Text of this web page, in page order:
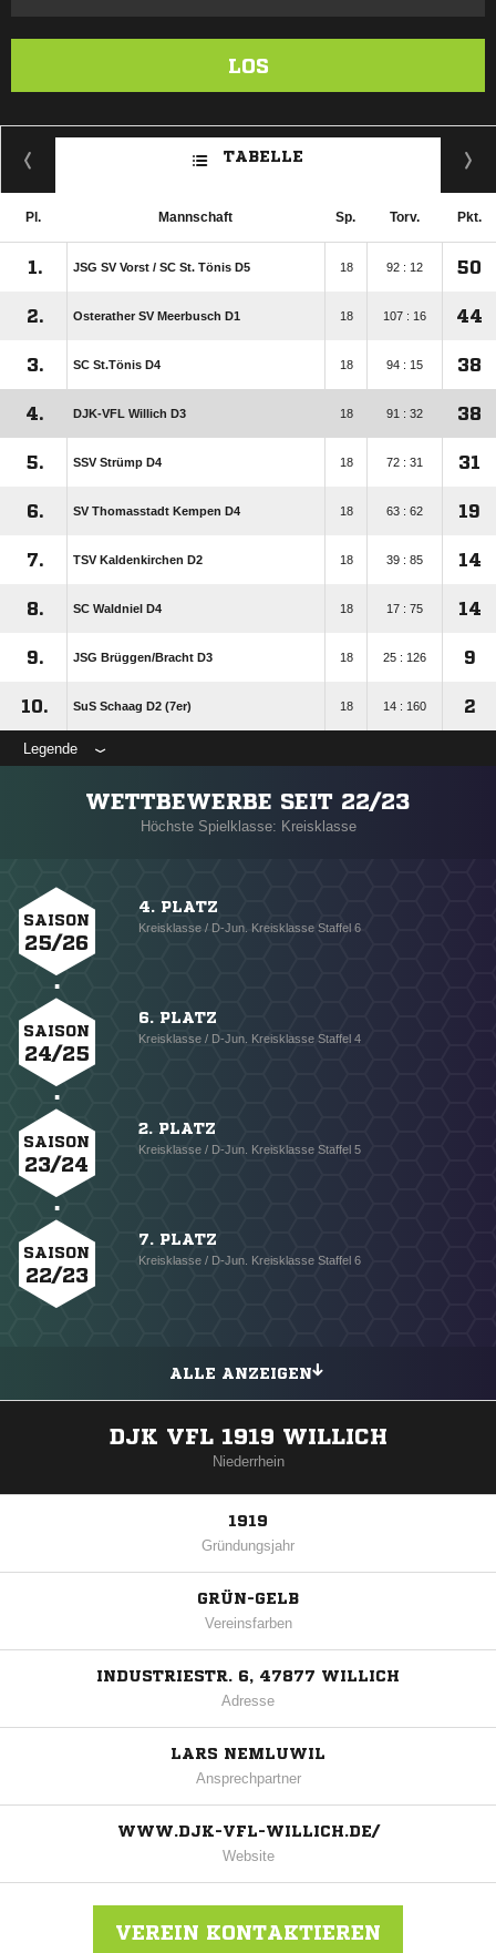
LOS
TABELLE
Pl. Mannschaft Sp. Torv. Pkt.
1. JSG SV Vorst /​ SC St. Tönis D5 18 92 : 12 50
2. Osterather SV Meerbusch D1 18 107 : 16 44
3. SC St.Tönis D4 18 94 : 15 38
4. DJK-VFL Willich D3 18 91 : 32 38
5. SSV Strümp D4 18 72 : 31 31
6. SV Thomasstadt Kempen D4 18 63 : 62 19
7. TSV Kaldenkirchen D2 18 39 : 85 14
8. SC Waldniel D4 18 17 : 75 14
9. JSG Brüggen/​Bracht D3 18 25 : 126 9
10. SuS Schaag D2 (7er) 18 14 : 160 2
Legende
WETTBEWERBE SEIT 22/23
Höchste Spielklasse: Kreisklasse
SAISON
25/26
4. PLATZ
Kreisklasse / D-Jun. Kreisklasse Staffel 6
SAISON
24/25
6. PLATZ
Kreisklasse / D-Jun. Kreisklasse Staffel 4
SAISON
23/24
2. PLATZ
Kreisklasse / D-Jun. Kreisklasse Staffel 5
SAISON
22/23
7. PLATZ
Kreisklasse / D-Jun. Kreisklasse Staffel 6
ALLE ANZEIGEN
DJK VFL 1919 WILLICH
Niederrhein
1919
Gründungsjahr
GRÜN-GELB
Vereinsfarben
INDUSTRIESTR. 6, 47877 WILLICH
Adresse
LARS NEMLUWIL
Ansprechpartner
WWW.DJK-VFL-WILLICH.DE/
Website
VEREIN KONTAKTIEREN